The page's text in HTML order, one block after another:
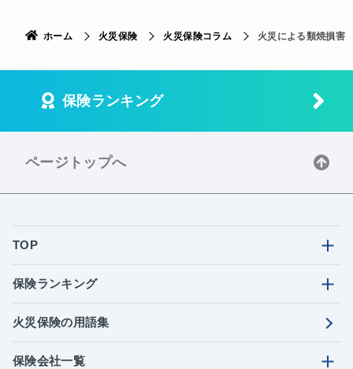
ホーム 火災保険 火災保険コラム 火災による類焼損害
保険ランキング
ページトップへ
TOP
保険ランキング
火災保険の用語集
保険会社一覧